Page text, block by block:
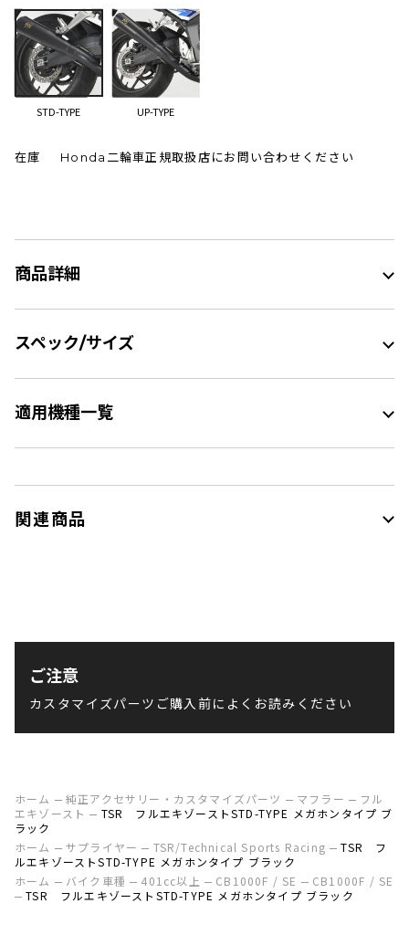
STD-TYPE UP-TYPE
在庫 Honda二輪車正規取扱店にお問い合わせください
商品詳細
スペック/サイズ
適用機種一覧
関連商品
ご注意
カスタマイズパーツご購入前によくお読みください
ホーム 純正アクセサリー・カスタマイズパーツ マフラー
フル
エキゾースト
TSR フルエキゾーストSTD-TYPE メガホンタイプ ブ
ラック
ホーム
サプライヤー TSR/Technical Sports Racing
TSR フ
ルエキゾーストSTD-TYPE メガホンタイプ ブラック
ホーム
バイク車種 401cc以上 CB1000F / SE
CB1000F / SE
TSR フルエキゾーストSTD-TYPE メガホンタイプ ブラック